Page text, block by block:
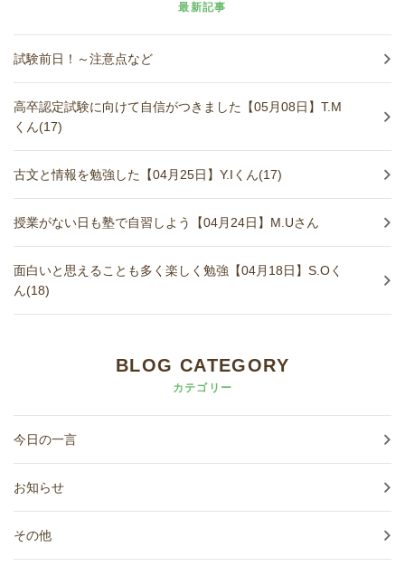
最新記事
試験前日！～注意点など
高卒認定試験に向けて自信がつきました【05月08日】T.M
くん(17)
古文と情報を勉強した【04月25日】Y.Iくん(17)
授業がない日も塾で自習しよう【04月24日】M.Uさん
面白いと思えることも多く楽しく勉強【04月18日】S.Oく
ん(18)
BLOG CATEGORY
カテゴリー
今日の一言
お知らせ
その他